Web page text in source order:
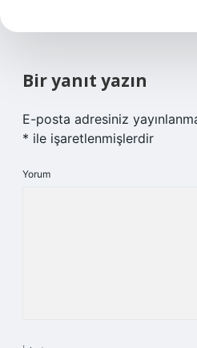
Bir yanıt yazın
E-posta adresiniz
* ile işaretlenmişlerdir
Yorum